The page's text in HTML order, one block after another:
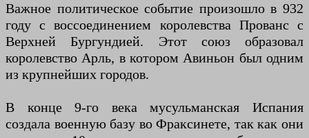
Важное политическое событие произошло в 932
году с воссоединением королевства Прованс с
Верхней Бургундией. Этот союз образовал
королевство Арль, в котором Авиньон был одним
из крупнейших городов.
В конце 9-го века мусульманская Испания
создала военную базу во Фраксинете, так как они